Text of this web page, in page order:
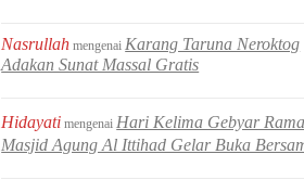
Nasrullah mengenaiKarang Taruna Neroktog
Adakan Sunat Massal Gratis
Hidayati mengenaiHari Kelima Gebyar
Masjid Agung Al Ittihad Gelar Buka